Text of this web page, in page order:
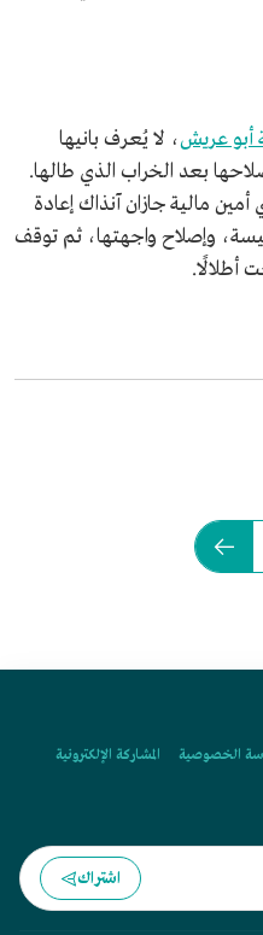
أبو عريش، لا يُعرف بانيها
وإصلاحها بعد الخراب الذي طالها.
القاضي أمين مالية جازان آنذاك إعادة
وإصلاح واجهتها، ثم توقف
أطلالًا.
الخصوصية
المشاركة الإلكترونية
اشتراك